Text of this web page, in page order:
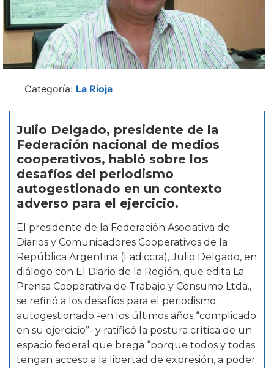
Categoría: La Rioja
Julio Delgado, presidente de la
Federación nacional de medios
cooperativos, habló sobre los
desafíos del periodismo
autogestionado en un contexto
adverso para el ejercicio.
El presidente de la Federación Asociativa de
Diarios y Comunicadores Cooperativos de la
República Argentina (Fadiccra), Julio Delgado, en
diálogo con El Diario de la Región, que edita La
Prensa Cooperativa de Trabajo y Consumo Ltda.,
se refirió a los desafíos para el periodismo
autogestionado -en los últimos años “complicado
en su ejercicio”- y ratificó la postura crítica de un
espacio federal que brega “porque todos y todas
tengan acceso a la libertad de expresión, a poder